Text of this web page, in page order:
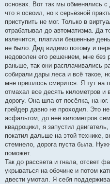
основах. Вот так мы обменялись
что я освоил, но к серьёзной
приступить не мог. Только в
отрабатывал до автоматизма. Да
излечится, платили бешенные
не было. Дед видимо потому и
недоволен его решением, мне без
раньше, так они расплачивались
собирали дары леса и всё такое,
мне пришлось смирится. Я тут на
отмахал все десять километров
дорогу. Она шла от посёлка, на
грейдер давно не проходил. Это
асфальтом, до неё километров
квадроцикл, я запустил
покатил дальше на этой технике,
стемнело, дорога пуста была.
поможет.
Так до рассвета и гнала, отсвет
укрываться на обочине и потом
двести умотал. Я себя